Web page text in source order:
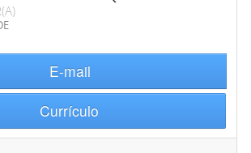
E-mail
Currículo